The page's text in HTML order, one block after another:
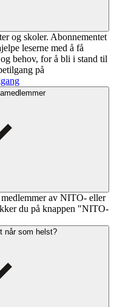
og skoler. Abonnementet
leserne med å få
behov, for å bli i stand til
på
av NITO- eller
du på knappen "NITO-
når som helst?